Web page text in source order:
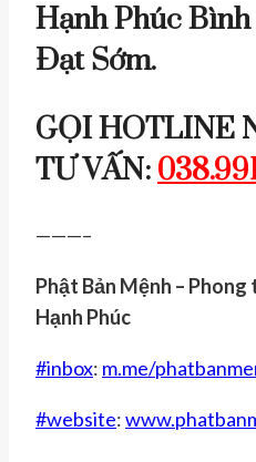
Hạnh Phúc
Đạt Sớm.
GỌI HOTLINE
TƯ VẤN:
———–
Phật Bản Mệnh –
Hạnh Phúc
#inbox: m.me/
#website: